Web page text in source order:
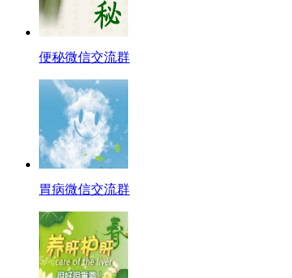
便秘微信交流群
胃病微信交流群